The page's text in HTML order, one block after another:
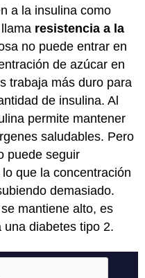
a la insulina como
resistencia a la
no puede entrar en
de azúcar en
trabaja más duro para
de insulina. Al
permite mantener
saludables. Pero
puede seguir
que la concentración
demasiado.
mantiene alto, es
diabetes tipo 2.